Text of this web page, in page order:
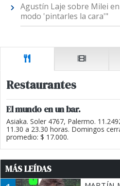
Agustín Laje sobre Milei
modo 'pintarles la cara'"
Restaurantes
El mundo en un bar.
Asiaka. Soler 4767, Palermo.
11.30 a 23.30 horas. Domingos
promedio: $ 17.000.
MÁS LEÍDAS